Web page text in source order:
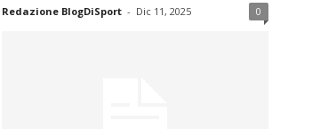
Redazione BlogDiSport - Dic 11, 2025 0